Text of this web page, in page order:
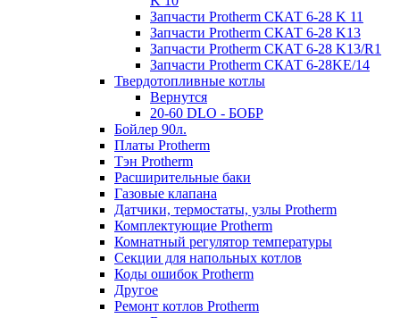
Запчасти Protherm СКАТ 6-28 K 11
Запчасти Protherm СКАТ 6-28 K13
Запчасти Protherm СКАТ 6-28 K13/R1
Запчасти Protherm СКАТ 6-28KE/14
Твердотопливные котлы
Вернутся
20-60 DLO - БОБР
Бойлер 90л.
Платы Protherm
Тэн Protherm
Расширительные баки
Газовые клапана
Датчики, термостаты, узлы Protherm
Комплектующие Protherm
Комнатный регулятор температуры
Секции для напольных котлов
Коды ошибок Protherm
Другое
Ремонт котлов Protherm